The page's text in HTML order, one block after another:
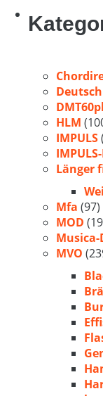
HLM
IMPULS
Länger
Mfa (97)
MOD
Musica-
MVO